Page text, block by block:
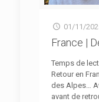
01/11/
France |
Temps de
Retour en
des Alpes…
avant de